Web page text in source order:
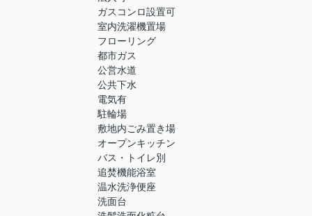
ガスコンロ設置可
室内洗濯機置場
フローリング
都市ガス
公営水道
公共下水
電気有
駐輪場
敷地内ごみ置き場
オープンキッチン
バス・トイレ別
追焚機能浴室
温水洗浄便座
洗面台